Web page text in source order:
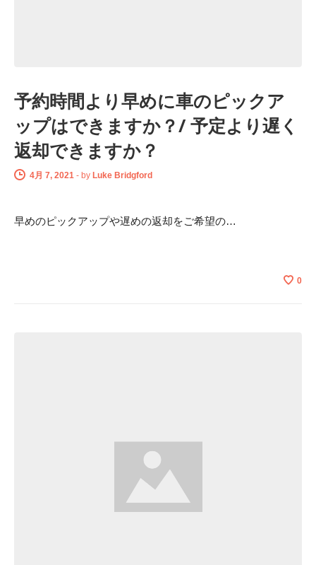
予約時間より早めに車のピックア
ップはできますか？/ 予定より遅く
返却できますか？
4月 7, 2021 - by Luke Bridgford
早めのピックアップや遅めの返却をご希望の…
0